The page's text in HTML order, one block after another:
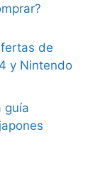
de
y Nintendo
guía